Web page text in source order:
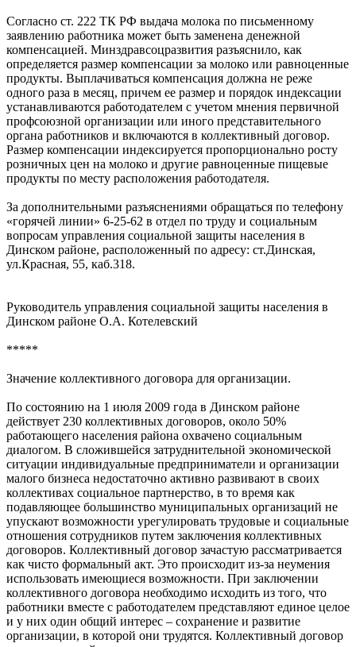
Согласно ст. 222 ТК РФ выдача молока по письменному
заявлению работника может быть заменена денежной
компенсацией. Минздравсоцразвития разъяснило, как
определяется размер компенсации за молоко или равноценные
продукты. Выплачиваться компенсация должна не реже
одного раза в месяц, причем ее размер и порядок индексации
устанавливаются работодателем с учетом мнения первичной
профсоюзной организации или иного представительного
органа работников и включаются в коллективный договор.
Размер компенсации индексируется пропорционально росту
розничных цен на молоко и другие равноценные пищевые
продукты по месту расположения работодателя.
За дополнительными разъяснениями обращаться по телефону
«горячей линии» 6-25-62 в отдел по труду и социальным
вопросам управления социальной защиты населения в
Динском районе, расположенный по адресу: ст.Динская,
ул.Красная, 55, каб.318.
Руководитель управления социальной защиты населения в
Динском районе О.А. Котелевский
*****
Значение коллективного договора для организации.
По состоянию на 1 июля 2009 года в Динском районе
действует 230 коллективных договоров, около 50%
работающего населения района охвачено социальным
диалогом. В сложившейся затруднительной экономической
ситуации индивидуальные предприниматели и организации
малого бизнеса недостаточно активно развивают в своих
коллективах социальное партнерство, в то время как
подавляющее большинство муниципальных организаций не
упускают возможности урегулировать трудовые и социальные
отношения сотрудников путем заключения коллективных
договоров. Коллективный договор зачастую рассматривается
как чисто формальный акт. Это происходит из-за неумения
использовать имеющиеся возможности. При заключении
коллективного договора необходимо исходить из того, что
работники вместе с работодателем представляют единое целое
и у них один общий интерес – сохранение и развитие
организации, в которой они трудятся. Коллективный договор